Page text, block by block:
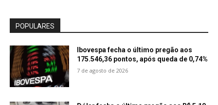
POPULARES
Ibovespa fecha o último pregão aos
175.546,36 pontos, após queda de 0,74%
7 de agosto de 2026